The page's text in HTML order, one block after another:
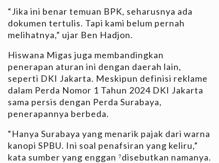
“Jika ini benar temuan BPK, seharusnya ada
dokumen tertulis. Tapi kami belum pernah
melihatnya,” ujar Ben Hadjon.
Hiswana Migas juga membandingkan
penerapan aturan ini dengan daerah lain,
seperti DKI Jakarta. Meskipun definisi reklame
dalam Perda Nomor 1 Tahun 2024 DKI Jakarta
sama persis dengan Perda Surabaya,
penerapannya berbeda.
“Hanya Surabaya yang menarik pajak dari warna
kanopi SPBU. Ini soal penafsiran yang keliru,”
kata sumber yang enggan ⁷disebutkan namanya.